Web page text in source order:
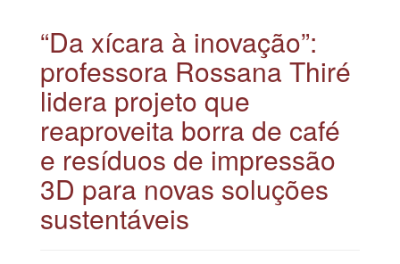
“Da xícara à inovação”:
professora Rossana Thiré
lidera projeto que
reaproveita borra de café
e resíduos de impressão
3D para novas soluções
sustentáveis